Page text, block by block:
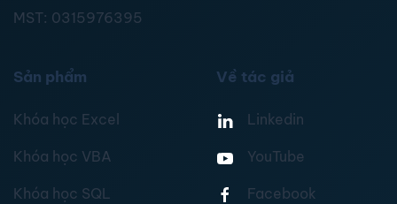
MST: 0315976395
Sản phẩm
Khóa học Excel
Khóa học VBA
Khóa học SQL
Về tác giả
Linkedin
YouTube
Facebook